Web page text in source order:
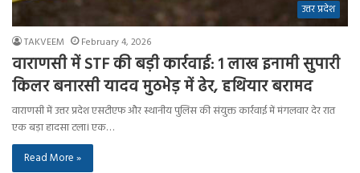
उत्तर प्रदेश
TAKVEEM February 4, 2026
वाराणसी में STF की बड़ी कार्रवाई: 1 लाख इनामी सुपारी
किलर बनारसी यादव मुठभेड़ में ढेर, हथियार बरामद
वाराणसी में उत्तर प्रदेश एसटीएफ और स्थानीय पुलिस की संयुक्त कार्रवाई में मंगलवार देर रात
एक बड़ा हादसा टला। एक…
Read More »